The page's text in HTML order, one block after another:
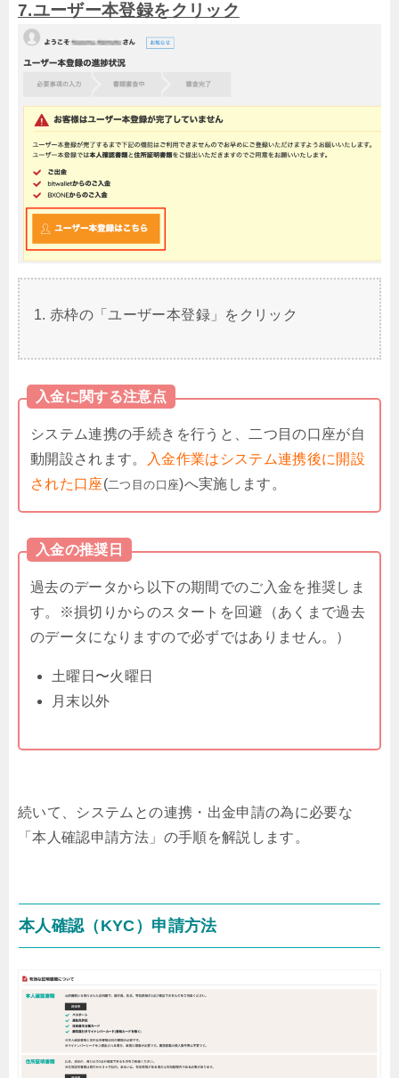
7.ユーザー本登録をクリック
赤枠の「ユーザー本登録」をクリック
入金に関する注意点
システム連携の手続きを行うと、二つ目の口座が自
動開設されます。
入金作業はシステム連携後に開設
された口座(二つ目の口座)へ実施します。
入金の推奨日
過去のデータから以下の期間でのご入金を推奨しま
す。※損切りからのスタートを回避（あくまで過去
のデータになりますので必ずではありません。）
土曜日〜火曜日
月末以外
続いて、システムとの連携・出金申請の為に必要な
「本人確認申請方法」の手順を解説します。
本人確認（KYC）申請方法